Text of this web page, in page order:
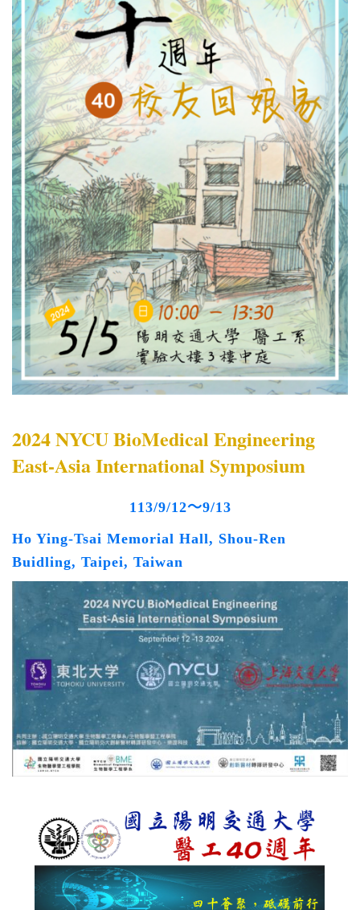
2024 NYCU BioMedical Engineering
East-Asia International Symposium
113/9/12～9/13
Ho Ying-Tsai Memorial Hall, Shou-Ren
Buidling, Taipei, Taiwan